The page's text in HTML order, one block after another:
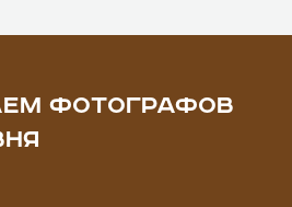
ФОТОГРАФОВ